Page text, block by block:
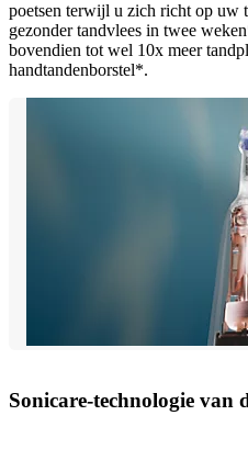
poetsen terwijl u zich richt op uw
gezonder tandvlees in twee
bovendien tot wel 10x meer
handtandenborstel*.
Sonicare-technologie van